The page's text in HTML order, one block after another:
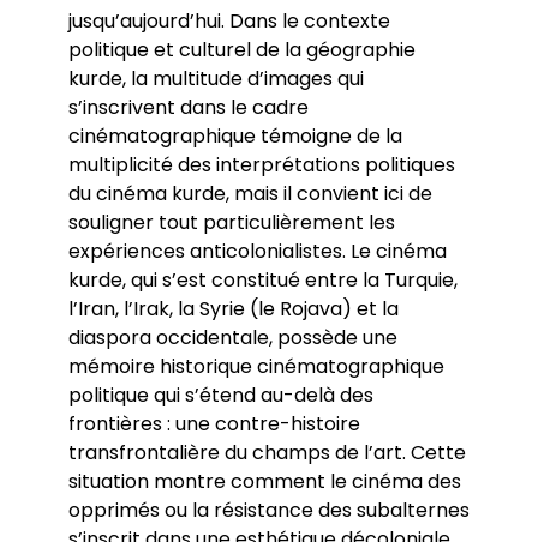
jusqu’aujourd’hui. Dans le contexte
politique et culturel de la géographie
kurde, la multitude d’images qui
s’inscrivent dans le cadre
cinématographique témoigne de la
multiplicité des interprétations politiques
du cinéma kurde, mais il convient ici de
souligner tout particulièrement les
expériences anticolonialistes. Le cinéma
kurde, qui s’est constitué entre la Turquie,
l’Iran, l’Irak, la Syrie (le Rojava) et la
diaspora occidentale, possède une
mémoire historique cinématographique
politique qui s’étend au-delà des
frontières : une contre-histoire
transfrontalière du champs de l’art. Cette
situation montre comment le cinéma des
opprimés ou la résistance des subalternes